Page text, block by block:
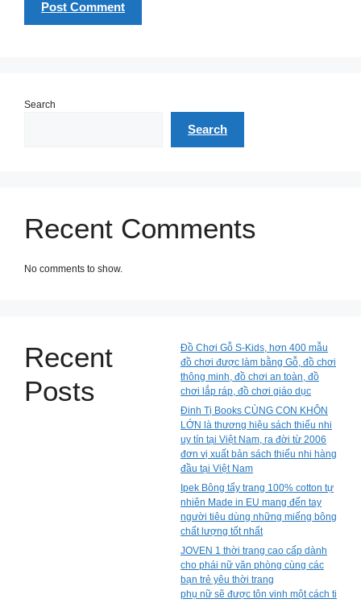
Search
Search
Recent Comments
No comments to show.
Recent
Posts
Đồ Chơi Gỗ S-Kids, hơn 400 mẫu
đồ chơi được làm bằng Gỗ, đồ chơi
thông minh, đồ chơi an toàn, đồ
chơi lắp ráp, đồ chơi giáo dục
Đinh Tị Books CÙNG CON KHÔN
LỚN là thương hiệu sách thiếu nhi
uy tín tại Việt Nam, ra đời từ 2006
đơn vị xuất bản sách thiếu nhi hàng
đầu tại Việt Nam
Ipek Bông tẩy trang 100% cotton tự
nhiên Made in EU mang đến tay
người tiêu dùng những miếng bông
chất lượng tốt nhất
JOVEN 1 thời trang cao cấp dành
cho phái nữ văn phòng cùng các
bạn trẻ yêu thời trang
phụ nữ sẽ được tôn vinh một cách ti